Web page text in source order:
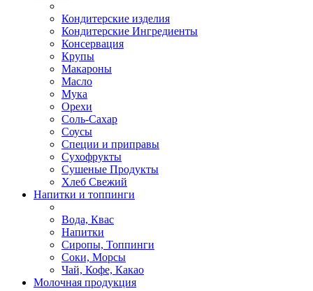
Кондитерские изделия
Кондитерские Ингредиенты
Консервация
Крупы
Макароны
Масло
Мука
Орехи
Соль-Сахар
Соусы
Специи и приправы
Сухофрукты
Сушеные Продукты
Хлеб Свежий
Напитки и топпинги
Вода, Квас
Напитки
Сиропы, Топпинги
Соки, Морсы
Чай, Кофе, Какао
Молочная продукция